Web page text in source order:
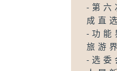
-第六
成直
-功能
旅游界
-选委